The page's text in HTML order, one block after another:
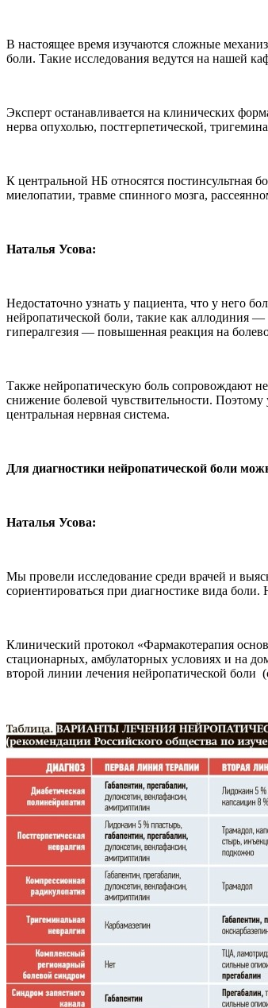
В настоящее время изучаются сложные
боли. Такие исследования ведутся на нашей
Эксперт останавливается на клинических
нерва опухолью, постгерпетической,
К центральной НБ относятся постинсультная
миелопатии, травме спинного мозга,
Наталья Усова:
Недостаточно узнать у пациента, что у него
нейропатической боли, такие как аллодиния
гипералгезия — повышенная реакция на
Также нейропатическую боль сопровождают
снижение болевой чувствительности.
центральная нервная система.
Для диагностики нейропатической боли
Наталья Усова:
Мы провели исследование среди врачей и
сориентироваться при диагностике вида
Клинический протокол «Фармакотерапия
стационарных, амбулаторных условиях и на
второй линии лечения нейропатической боли